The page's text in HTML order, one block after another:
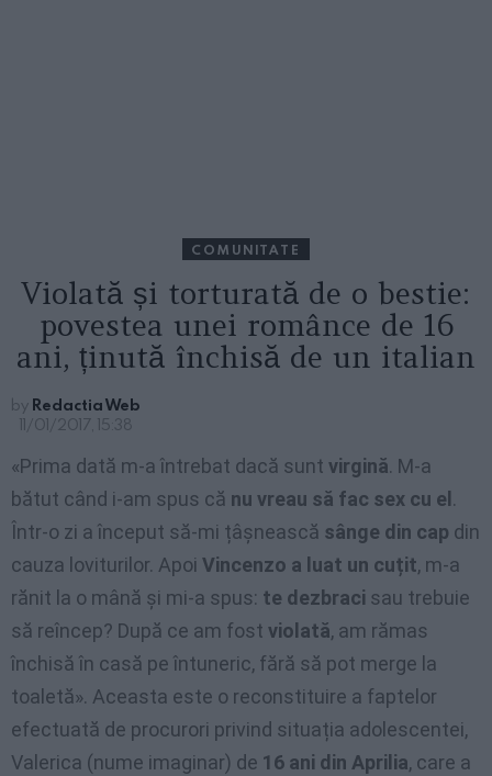
COMUNITATE
Violată și torturată de o bestie:
povestea unei românce de 16
ani, ținută închisă de un italian
by Redactia Web
11/01/2017, 15:38
«Prima dată m-a întrebat dacă sunt virgină. M-a
bătut când i-am spus că nu vreau să fac sex cu el .
Într-o zi a început să-mi țâșnească sânge din cap din
cauza loviturilor. Apoi Vincenzo a luat un cuțit, m-a
rănit la o mână și mi-a spus: te dezbraci sau trebuie
să reîncep? După ce am fost violată, am rămas
închisă în casă pe întuneric, fără să pot merge la
toaletă». Aceasta este o reconstituire a faptelor
efectuată de procurori privind situația adolescentei,
Valerica (nume imaginar) de 16 ani din Aprilia, care a